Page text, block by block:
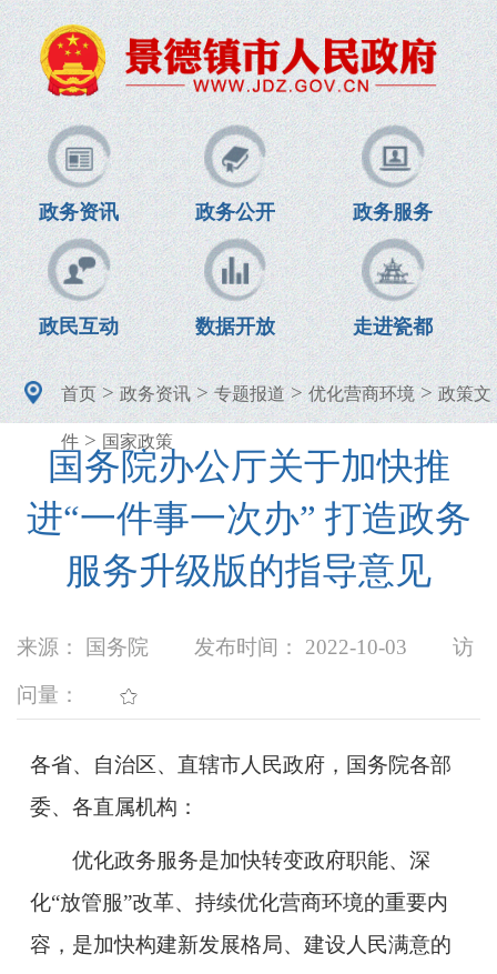
政务资讯 政务公开 政务服务
政民互动 数据开放 走进瓷都
首页>政务资讯>专题报道>优化营商环境>政策文
件> 国家政策
国务院办公厅关于加快推
进“一件事一次办” 打造政务
服务升级版的指导意见
来源： 国务院 发布时间： 2022-10-03 访
问量：
各省、自治区、直辖市人民政府，国务院各部
委、各直属机构：
优化政务服务是加快转变政府职能、深
化“放管服”改革、持续优化营商环境的重要内
容，是加快构建新发展格局、建设人民满意的